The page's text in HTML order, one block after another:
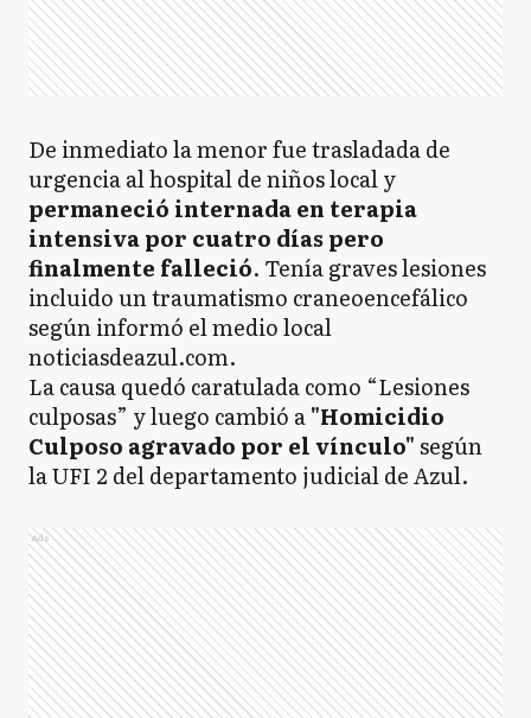
De inmediato la menor fue trasladada de
urgencia al hospital de niños local y
permaneció internada en terapia
intensiva por cuatro días pero
finalmente falleció. Tenía graves lesiones
incluido un traumatismo craneoencefálico
según informó el medio local
noticiasdeazul.com.
La causa quedó caratulada como “Lesiones
culposas” y luego cambió a"Homicidio
Culposo agravado por el vínculo"según
la UFI 2 del departamento judicial de Azul.
Ads